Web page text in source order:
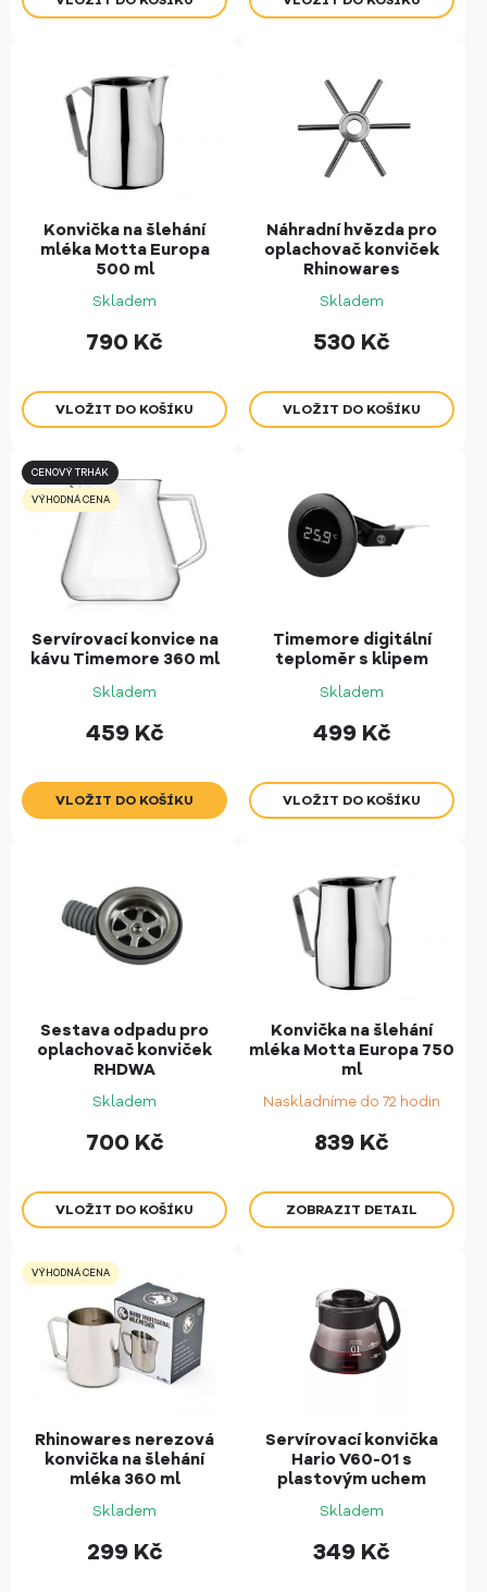
Konvička na šlehání
mléka Motta Europa
500 ml
Skladem
790 Kč
Náhradní hvězda pro
oplachovač konviček
Rhinowares
Skladem
530 Kč
CENOVÝ TRHÁK
VÝHODNÁ CENA
Servírovací konvice na
kávu Timemore 360 ml
Skladem
459 Kč
Timemore digitální
teploměr s klipem
Skladem
499 Kč
Sestava odpadu pro
oplachovač konviček
RHDWA
Skladem
700 Kč
Konvička na šlehání
mléka Motta Europa 750
ml
Naskladníme do 72 hodin
839 Kč
ZOBRAZIT DETAIL
VÝHODNÁ CENA
Rhinowares nerezová
konvička na šlehání
mléka 360 ml
Skladem
299 Kč
Servírovací konvička
Hario V60-01 s
plastovým uchem
Skladem
349 Kč